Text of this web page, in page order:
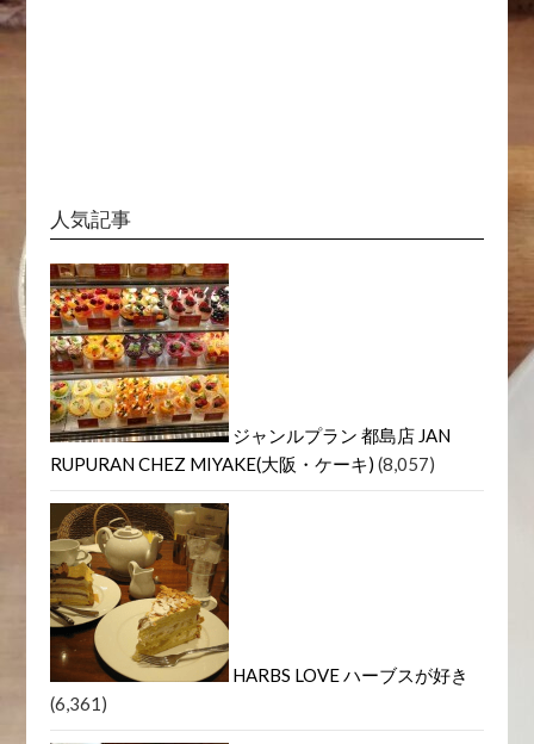
人気記事
ジャンルプラン 都島店 JAN
RUPURAN CHEZ MIYAKE(大阪・ケーキ) (8,057)
HARBS LOVE ハーブスが好き
(6,361)